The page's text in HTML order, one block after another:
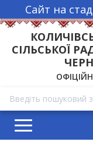
Сайт на
СІЛЬСЬКОЇ